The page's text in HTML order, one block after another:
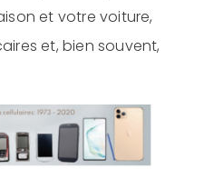
et votre voiture,
et, bien souvent,